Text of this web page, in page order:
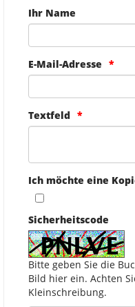
Ihr Name
E-Mail-Adresse
Textfeld
Ich möchte eine
Sicherheitscode
Bitte geben Sie die
Bild hier ein. Achten
Kleinschreibung.